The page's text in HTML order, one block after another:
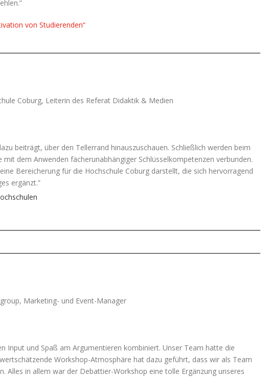
von Studierenden“
Coburg, Leiterin des Referat Didaktik & Medien
beiträgt, über den Tellerrand hinauszuschauen. Schließlich werden beim
dem Anwenden fächerunabhängiger Schlüsselkompetenzen verbunden.
Bereicherung für die Hochschule Coburg darstellt, die sich hervorragend
ergänzt.”
Marketing- und Event-Manager
Input und Spaß am Argumentieren kombiniert. Unser Team hatte die
Workshop-Atmosphäre hat dazu geführt, dass wir als Team
Alles in allem war der Debattier-Workshop eine tolle Ergänzung unseres